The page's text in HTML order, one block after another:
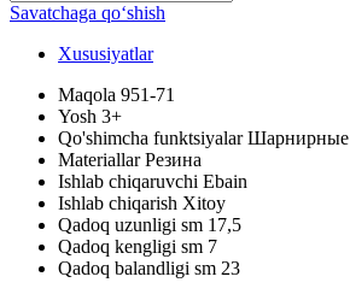
Savatchaga qo‘shish
Xususiyatlar
Maqola 951-71
Yosh 3+
Qo'shimcha funktsiyalarШарнирные
MateriallarРезина
Ishlab chiqaruvchi Ebain
Ishlab chiqarish Xitoy
Qadoq uzunligi sm 17,5
Qadoq kengligi sm 7
Qadoq balandligi sm 23